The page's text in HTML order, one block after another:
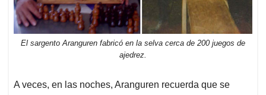
El sargento Aranguren fabricó en la selva cerca de 200 juegos de
ajedrez.
A veces, en las noches, Aranguren recuerda que se